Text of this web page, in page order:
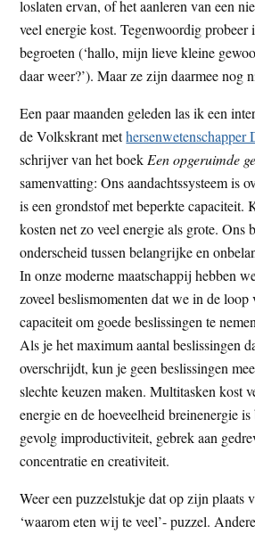
loslaten ervan, of het aanleren van een
veel energie kost. Tegenwoordig
begroeten (‘hallo, mijn lieve kleine
daar weer?’). Maar ze zijn daarmee nog
Een paar maanden geleden las ik een
de Volkskrant met
schrijver van het boek Een opgeruimde
samenvatting: Ons aandachtssysteem is
is een grondstof met beperkte capaciteit.
kosten net zo veel energie als grote. Ons
onderscheid tussen belangrijke en
In onze moderne maatschappij hebben
zoveel beslismomenten dat we in de loop
capaciteit om goede beslissingen te
Als je het maximum aantal beslissingen
overschrijdt, kun je geen beslissingen
slechte keuzen maken. Multitasken kost
energie en de hoeveelheid breinenergie
gevolg improductiviteit, gebrek aan
concentratie en creativiteit.
Weer een puzzelstukje dat op zijn plaats
‘waarom eten wij te veel’- puzzel.